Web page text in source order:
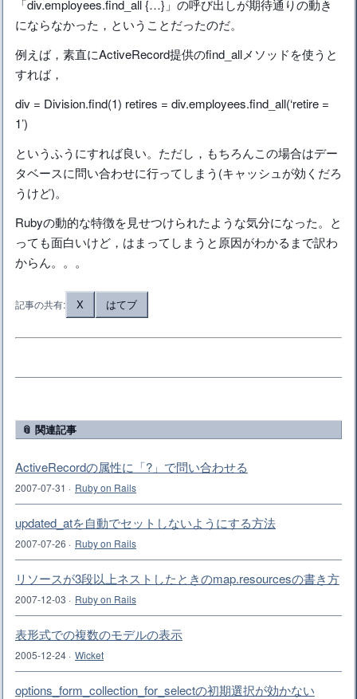
「div.employees.find_all {…}」の呼び出しが期待通りの動き
にならなかった，ということだったのだ。
例えば，素直にActiveRecord提供のfind_allメソッドを使うと
すれば，
div = Division.find(1) retires = div.employees.find_all(‘retire =
1’)
というふうにすれば良い。ただし，もちろんこの場合はデー
タベースに問い合わせに行ってしまう(キャッシュが効くだろ
うけど)。
Rubyの動的な特徴を見せつけられたような気分になった。と
っても面白いけど，はまってしまうと原因がわかるまで訳わ
からん。。。
記事の共有: X はてブ
📎 関連記事
ActiveRecordの属性に「?」で問い合わせる
2007-07-31 · Ruby on Rails
updated_atを自動でセットしないようにする方法
2007-07-26 · Ruby on Rails
リソースが3段以上ネストしたときのmap.resourcesの書き方
2007-12-03 · Ruby on Rails
表形式での複数のモデルの表示
2005-12-24 · Wicket
options_form_collection_for_selectの初期選択が効かない